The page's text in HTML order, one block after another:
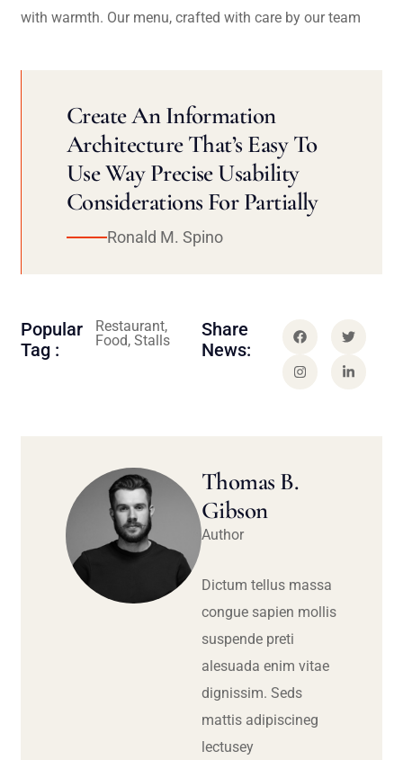
with warmth. Our menu, crafted with care by our team
Create An Information
Architecture That’s Easy To
Use Way Precise Usability
Considerations For Partially
Ronald M. Spino
Popular
Tag :
Restaurant,
Food, Stalls
Share
News:
Thomas B.
Gibson
Author
Dictum tellus massa
congue sapien mollis
suspende preti
alesuada enim vitae
dignissim. Seds
mattis adipiscineg
lectusey